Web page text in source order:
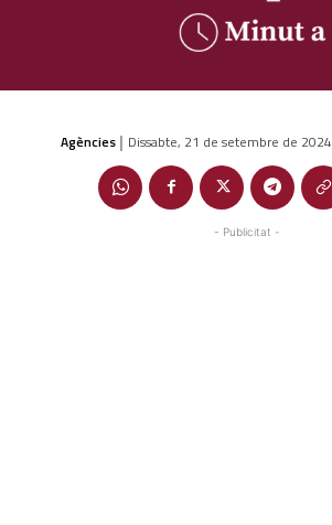
Agències | Dissabte, 21 de setembre de 2024
- Publicitat -